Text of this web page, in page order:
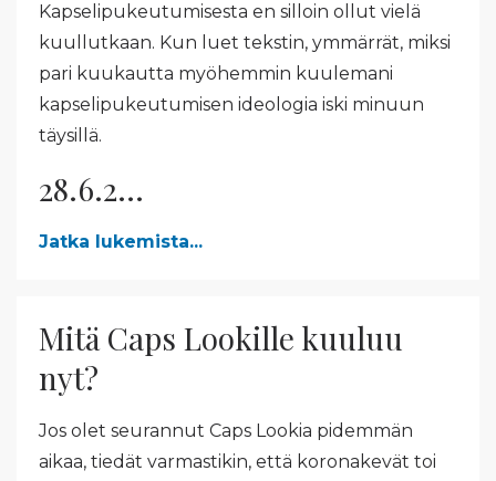
Kapselipukeutumisesta en silloin ollut vielä
kuullutkaan. Kun luet tekstin, ymmärrät, miksi
pari kuukautta myöhemmin kuulemani
kapselipukeutumisen ideologia iski minuun
täysillä.
28.6.2...
Jatka lukemista...
Mitä Caps Lookille kuuluu
nyt?
Jos olet seurannut Caps Lookia pidemmän
aikaa, tiedät varmastikin, että koronakevät toi